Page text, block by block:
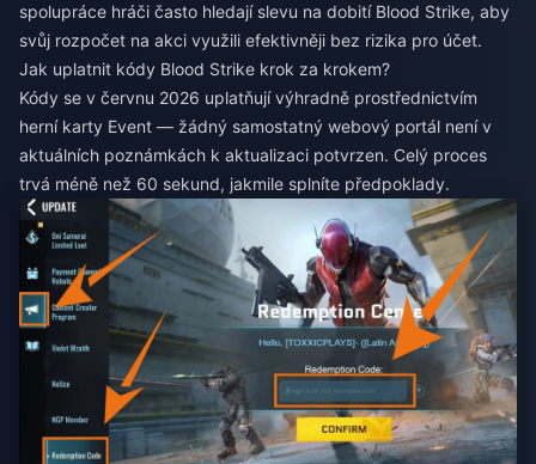
spolupráce hráči často hledají slevu na dobití Blood Strike, aby
svůj rozpočet na akci využili efektivněji bez rizika pro účet.
Jak uplatnit kódy Blood Strike krok za krokem?
Kódy se v červnu 2026 uplatňují výhradně prostřednictvím
herní karty Event — žádný samostatný webový portál není v
aktuálních poznámkách k aktualizaci potvrzen. Celý proces
trvá méně než 60 sekund, jakmile splníte předpoklady.